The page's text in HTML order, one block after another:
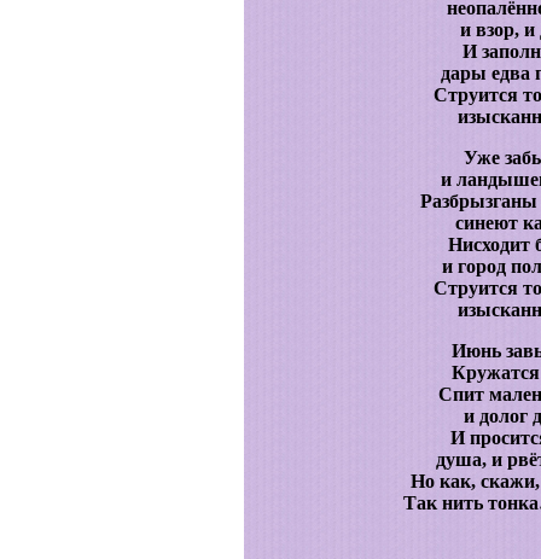
и взор, и
И
дары едва
Струится
Уже
и
Разбрызганы
синеют
Нисходит
и город
Струится
Июнь
Спит
и долог
И
душа, и
Но как, скажи,
Так нить